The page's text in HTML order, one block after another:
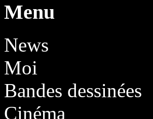
Menu
News
Moi
Bandes dessinées
Cinéma